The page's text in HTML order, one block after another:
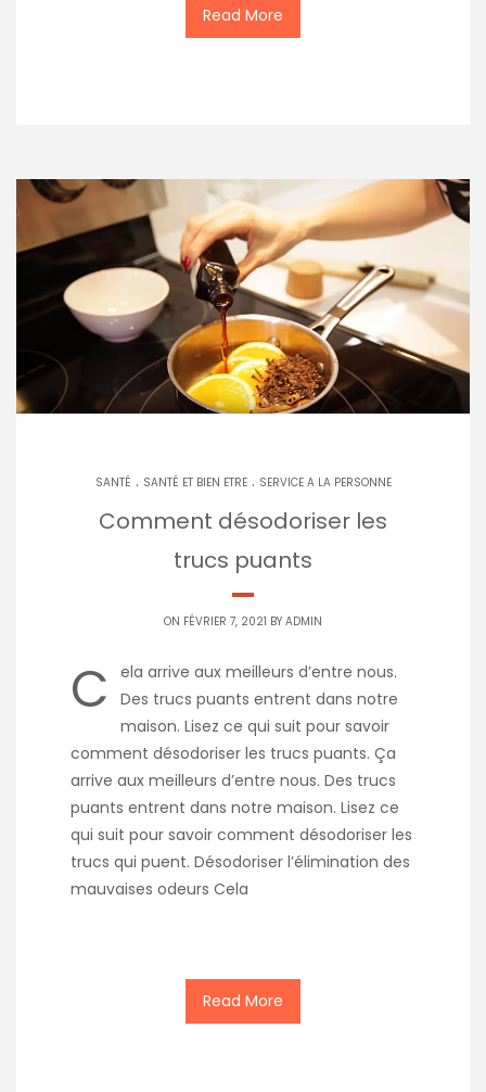
Read More
SANTÉ . SANTÉ ET BIEN ETRE. SERVICE A LA PERSONNE
Comment désodoriser les
trucs puants
ON FÉVRIER 7, 2021 BY ADMIN
C
ela arrive aux meilleurs d’entre nous.
Des trucs puants entrent dans notre
maison. Lisez ce qui suit pour savoir
comment désodoriser les trucs puants. Ça
arrive aux meilleurs d’entre nous. Des trucs
puants entrent dans notre maison. Lisez ce
qui suit pour savoir comment désodoriser les
trucs qui puent. Désodoriser l’élimination des
mauvaises odeurs Cela
Read More